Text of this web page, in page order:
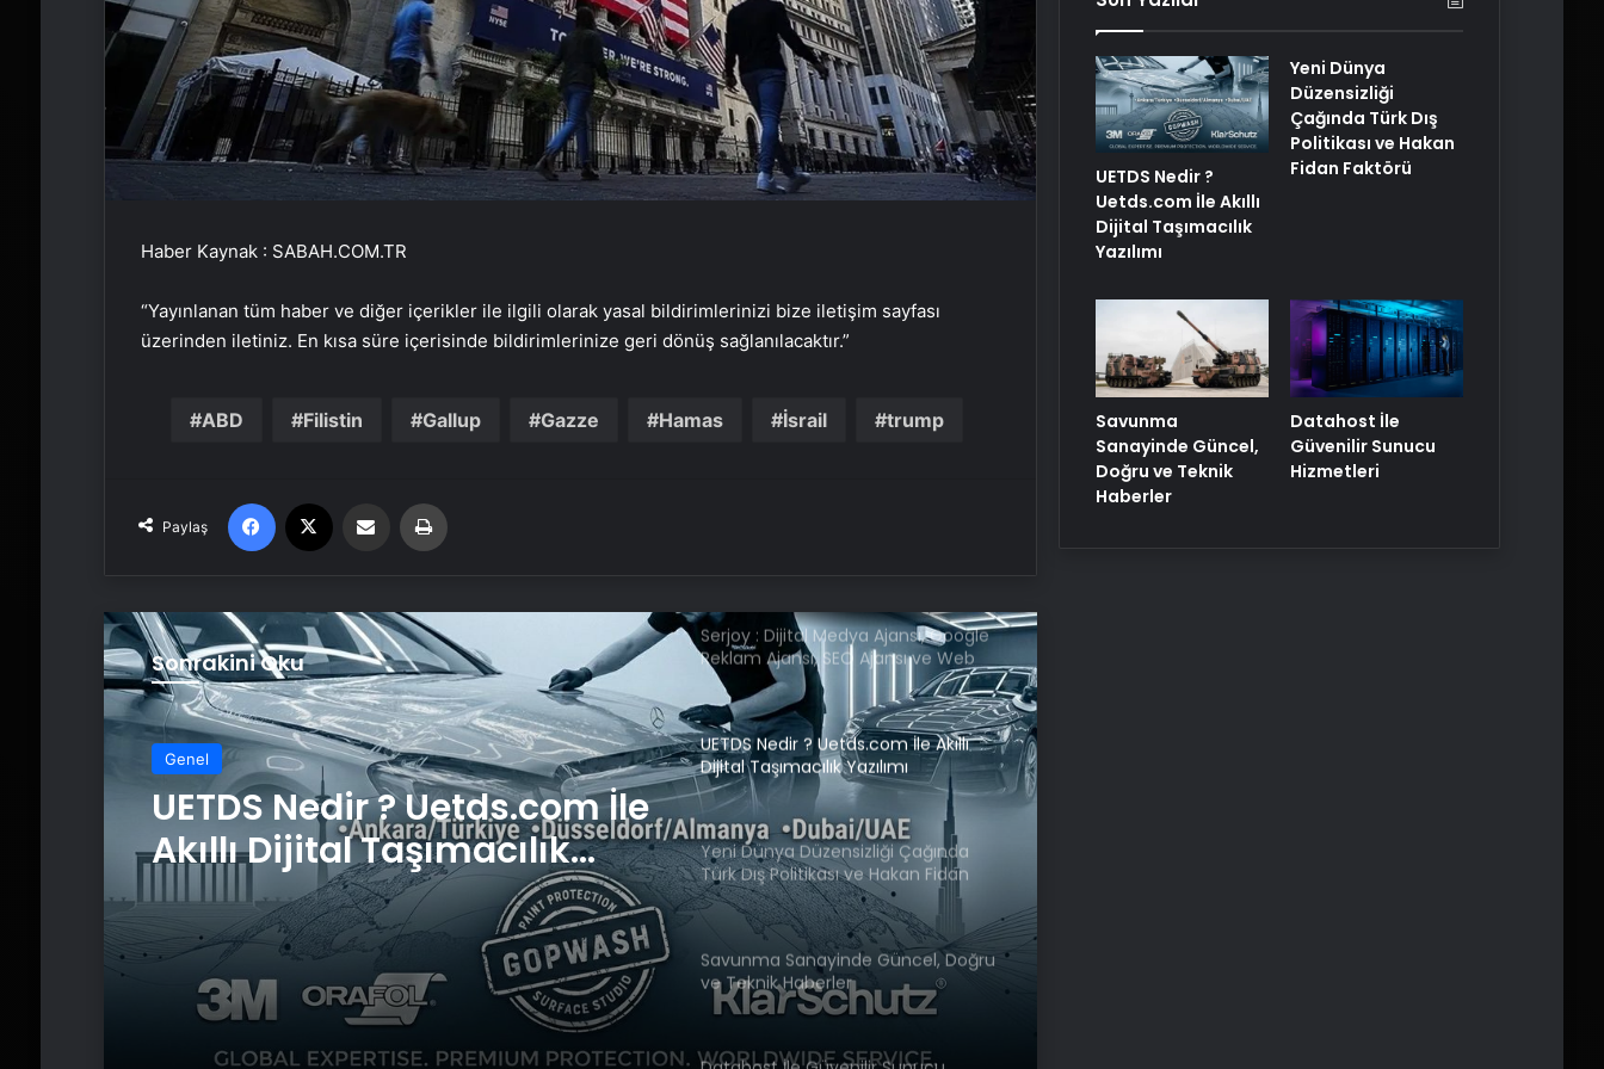
Haber Kaynak : SABAH.COM.TR
“Yayınlanan tüm haber ve diğer içerikler ile ilgili olarak yasal bildirimlerinizi bize iletişim sayfası
üzerinden iletiniz. En kısa süre içerisinde bildirimlerinize geri dönüş sağlanılacaktır.”
ABD Filistin Gallup Gazze Hamas İsrail trump
Paylaş
Facebook Email'den paylaş
Sonrakini Oku
Genel
UETDS Nedir ? Uetds.com İle
Akıllı Dijital Taşımacılık
Yazılımı
Genel
Yeni Dünya Düzensizliği
Çağında Türk Dış Politikası
ve Hakan Fidan Faktörü
Google Maps Yorum Satın Al
Meydanlarda ‘kilo kontrolü’
uygulaması başladı
Suyla tüketiliyor; Her yudumda iç
Kahramanmaraş’ta uyuşturucudan
kalp kapağı çürüyen hasta, metal
kapakla hayata tutundu
Fernando Muslera: Büyük bir maç
UETDS Nedir ? Uetds.com İle Akıllı
Dijital Taşımacılık Yazılımı
Yeni Dünya Düzensizliği Çağında
Türk Dış Politikası ve Hakan Fidan
Faktörü
Savunma Sanayinde Güncel, Doğru
ve Teknik Haberler
Datahost İle Güvenilir Sunucu
Hizmetleri
UETDS Nedir ?
Uetds.com İle Akıllı
Dijital Taşımacılık
Yazılımı
Yeni Dünya
Düzensizliği
Çağında Türk Dış
Politikası ve Hakan
Fidan Faktörü
Savunma
Sanayinde Güncel,
Doğru ve Teknik
Haberler
Datahost İle
Güvenilir Sunucu
Hizmetleri